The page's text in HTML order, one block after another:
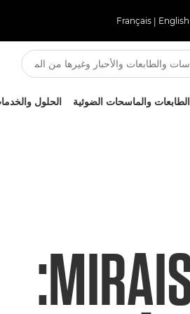
English
|
Français
الطابعات والماسحات الضوئية الحلول
برنامج MIRAISHA: